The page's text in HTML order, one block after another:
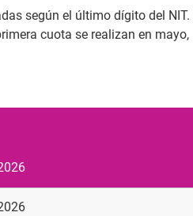
según el último dígito del NIT.
cuota se realizan en mayo,